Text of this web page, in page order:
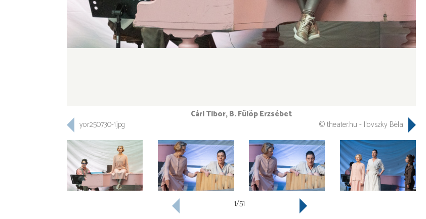
Cári Tibor, B. Fülöp Erzsébet
© theater.hu - Ilovszky Béla
yor250730-1.jpg
1/51